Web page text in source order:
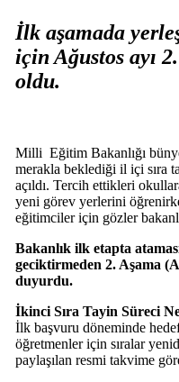
İlk aşamada
için Ağustos ayı
oldu.
Milli EğitimBakanlığı
merakla beklediği il içi sıra
açıldı. Tercih ettikleri
yeni görev yerlerini
eğitimciler için gözler
Bakanlık ilk etapta
geciktirmeden 2. Aşama
duyurdu.
İkinci Sıra Tayin Süreci
İlk başvuru döneminde
öğretmenler için sıralar
paylaşılan resmi takvime